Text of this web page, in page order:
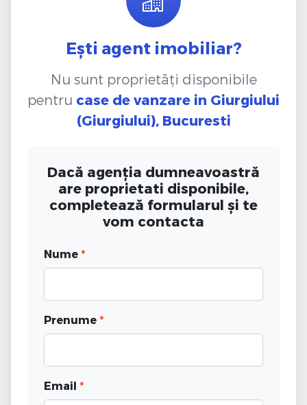
Ești agent imobiliar?
Nu sunt proprietăți disponibile
pentru case de vanzare in Giurgiului
(Giurgiului), Bucuresti
Dacă agenția dumneavoastră
are proprietati disponibile,
completează formularul și te
vom contacta
Nume *
Prenume *
Email *